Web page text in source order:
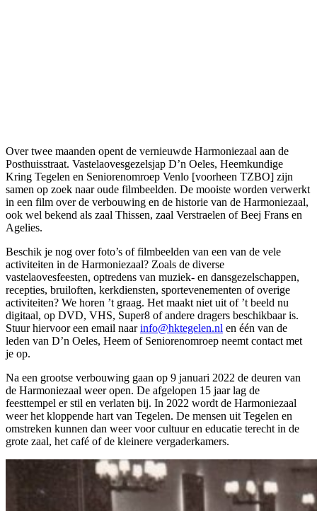
Over twee maanden opent de vernieuwde Harmoniezaal aan de
Posthuisstraat. Vastelaovesgezelsjap D’n Oeles, Heemkundige
Kring Tegelen en Seniorenomroep Venlo [voorheen TZBO] zijn
samen op zoek naar oude filmbeelden. De mooiste worden verwerkt
in een film over de verbouwing en de historie van de Harmoniezaal,
ook wel bekend als zaal Thissen, zaal Verstraelen of Beej Frans en
Agelies.
Beschik je nog over foto’s of filmbeelden van een van de vele
activiteiten in de Harmoniezaal? Zoals de diverse
vastelaovesfeesten, optredens van muziek- en dansgezelschappen,
recepties, bruiloften, kerkdiensten, sportevenementen of overige
activiteiten? We horen ’t graag. Het maakt niet uit of ’t beeld nu
digitaal, op DVD, VHS, Super8 of andere dragers beschikbaar is.
Stuur hiervoor een email naarinfo@hktegelen.nl en één van de
leden van D’n Oeles, Heem of Seniorenomroep neemt contact met
je op.
Na een grootse verbouwing gaan op 9 januari 2022 de deuren van
de Harmoniezaal weer open. De afgelopen 15 jaar lag de
feesttempel er stil en verlaten bij. In 2022 wordt de Harmoniezaal
weer het kloppende hart van Tegelen. De mensen uit Tegelen en
omstreken kunnen dan weer voor cultuur en educatie terecht in de
grote zaal, het café of de kleinere vergaderkamers.